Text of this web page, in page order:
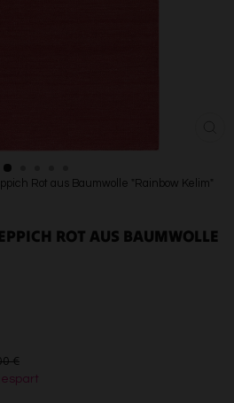
Rot aus Baumwolle "Rainbow Kelim"
ROT AUS BAUMWOLLE
€€669,00